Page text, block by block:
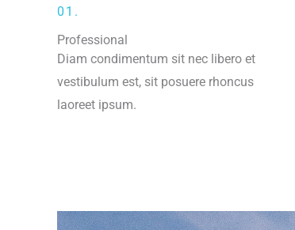
01.
Professional
Diam condimentum sit nec libero et
vestibulum est, sit posuere rhoncus
laoreet ipsum.